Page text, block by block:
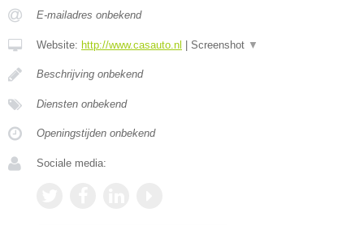
E-mailadres onbekend
Website: http://www.casauto.nl | Screenshot ▼
Beschrijving onbekend
Diensten onbekend
Openingstijden onbekend
Sociale media: